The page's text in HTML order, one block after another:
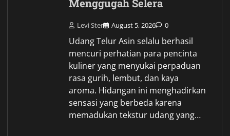
Menggugah Selera
Levi Ster August 5, 2026 0
Udang Telur Asin selalu berhasil
mencuri perhatian para pencinta
kuliner yang menyukai perpaduan
rasa gurih, lembut, dan kaya
aroma. Hidangan ini menghadirkan
sensasi yang berbeda karena
memadukan tekstur udang yang…